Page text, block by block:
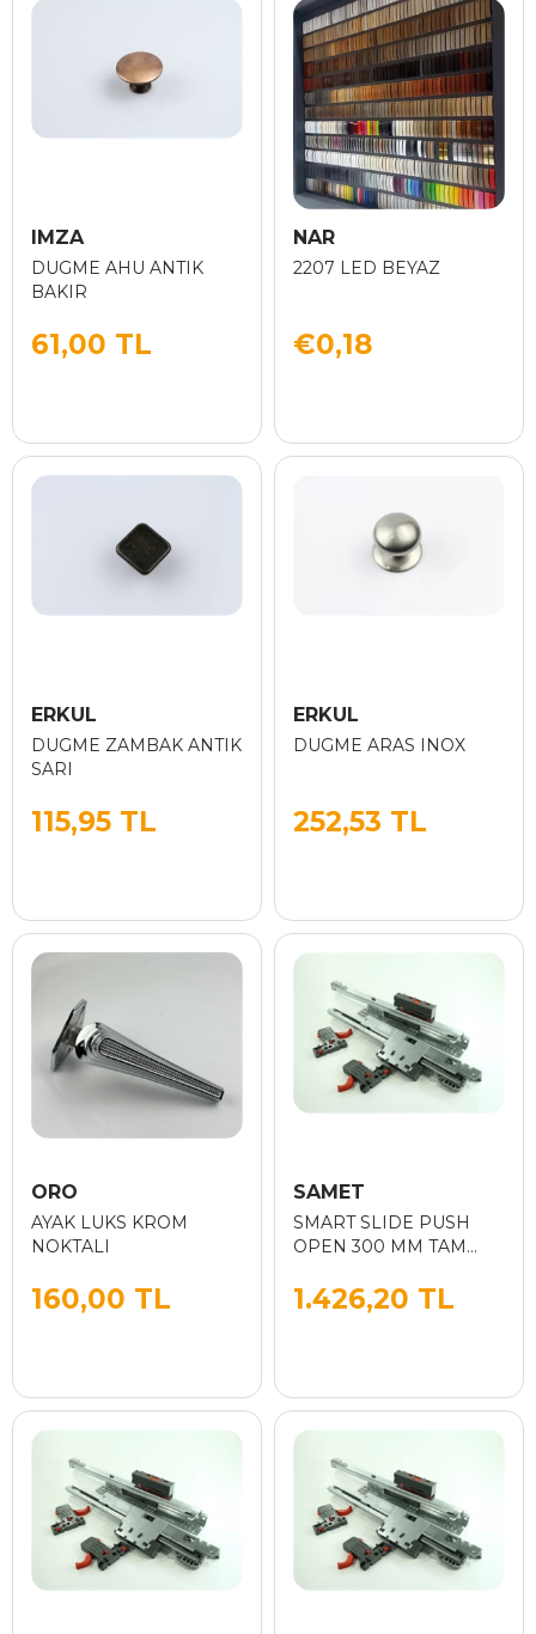
IMZA
DUGME AHU ANTIK
BAKIR
61,00 TL
NAR
2207 LED BEYAZ
€0,18
ERKUL
DUGME ZAMBAK ANTIK
SARI
115,95 TL
ERKUL
DUGME ARAS INOX
252,53 TL
ORO
AYAK LUKS KROM
NOKTALI
160,00 TL
SAMET
SMART SLIDE PUSH
OPEN 300 MM TAM
1.426,20 TL